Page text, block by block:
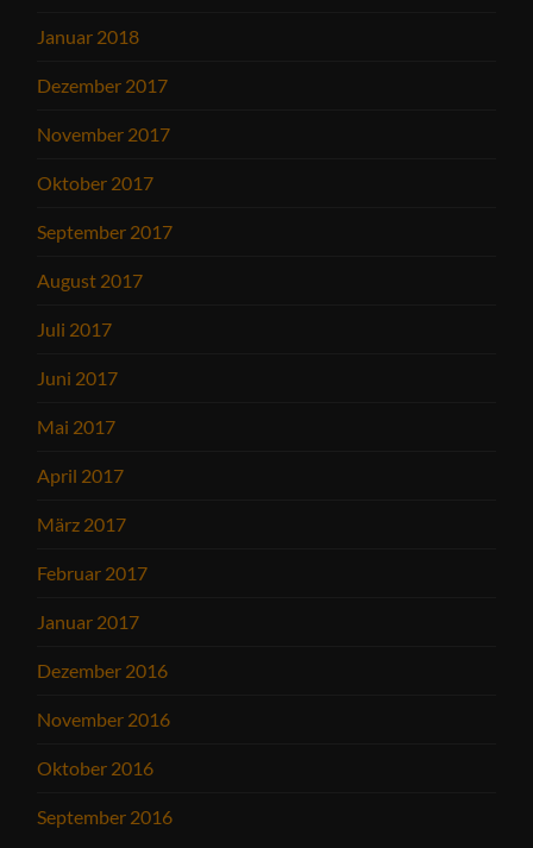
Januar 2018
Dezember 2017
November 2017
Oktober 2017
September 2017
August 2017
Juli 2017
Juni 2017
Mai 2017
April 2017
März 2017
Februar 2017
Januar 2017
Dezember 2016
November 2016
Oktober 2016
September 2016